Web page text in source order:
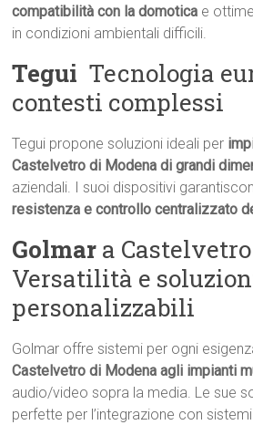
compatibilità con la domotica e
in condizioni ambientali difficili.
Tegui  Tecnologia
contesti complessi
Tegui propone soluzioni ideali per
Castelvetro di Modena di grandi
aziendali. I suoi dispositivi
resistenza e controllo centralizzato
Golmar a Castelvetro
Versatilità e
personalizzabili
Golmar offre sistemi per ogni
Castelvetro di Modena agli impianti
audio/video sopra la media. Le sue
perfette per l’integrazione con